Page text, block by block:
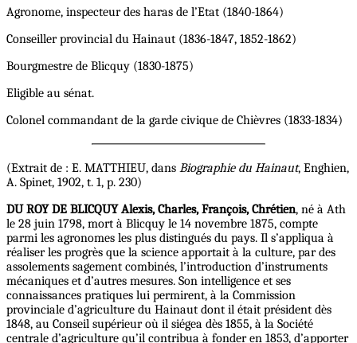
Agronome, inspecteur des haras de l’Etat (1840-1864)
Conseiller provincial du Hainaut (1836-1847, 1852-1862)
Bourgmestre de Blicquy (1830-1875)
Eligible au sénat.
Colonel commandant de la garde civique de Chièvres (1833-1834)
(Extrait de : E. MATTHIEU, dans Biographie du Hainaut, Enghien,
A. Spinet, 1902, t. 1, p. 230)
DU ROY DE BLICQUY Alexis, Charles, François, Chrétien, né à Ath
le 28 juin 1798, mort à Blicquy le 14 novembre 1875, compte
parmi les agronomes les plus distingués du pays. Il s’appliqua à
réaliser les progrès que la science apportait à la culture, par des
assolements sagement combinés, l’introduction d’instruments
mécaniques et d’autres mesures. Son intelligence et ses
connaissances pratiques lui permirent, à la Commission
provinciale d’agriculture du Hainaut dont il était président dès
1848, au Conseil supérieur où il siégea dès 1855, à la Société
centrale d’agriculture qu’il contribua à fonder en 1853, d’apporter